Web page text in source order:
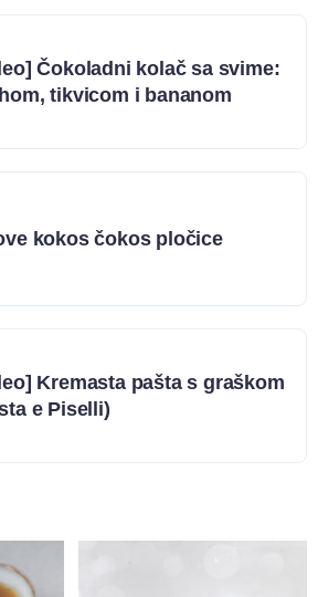
Čokoladni kolač sa svime:
tikvicom i bananom
kokos čokos pločice
Kremasta pašta s graškom
e Piselli)